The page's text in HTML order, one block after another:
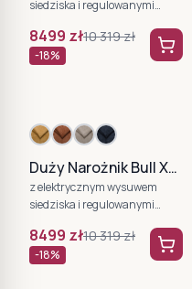
siedziska i regulowanymi
8499 zł10 319zł
-18%
Duży Narożnik Bull XL bordowy WERSAL
z elektrycznym wysuwem
siedziska i regulowanymi
8499 zł10 319zł
-18%